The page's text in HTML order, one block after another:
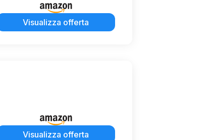
Visualizza offerta
Visualizza offerta